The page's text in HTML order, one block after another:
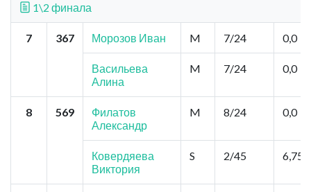
1\2 финала
7 367 Морозов Иван M 7/24 0,0
Васильева
Алина
M 7/24 0,0
8 569
Филатов
Александр
M 8/24 0,0
Ковердяева
Виктория
S 2/45 6,75